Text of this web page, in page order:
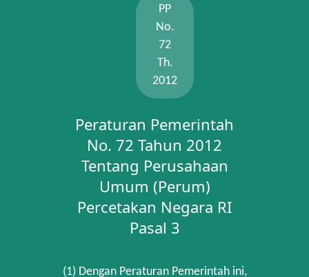
PP
No.
72
Th.
2012
Peraturan Pemerintah
No. 72 Tahun 2012
Tentang Perusahaan
Umum (Perum)
Percetakan Negara RI
Pasal 3
(1) Dengan Peraturan Pemerintah ini,